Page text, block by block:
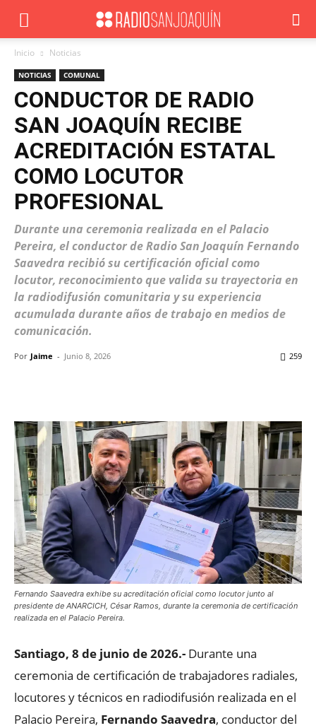
Inicio Noticias
NOTICIAS COMUNAL
CONDUCTOR DE RADIO
SAN JOAQUÍN RECIBE
ACREDITACIÓN ESTATAL
COMO LOCUTOR
PROFESIONAL
Durante una ceremonia realizada en el Palacio
Pereira, el conductor de Radio San Joaquín Fernando
Saavedra recibió su certificación oficial como
locutor, reconocimiento que valida su trayectoria en
la radiodifusión comunitaria y su experiencia
acumulada durante años de trabajo en medios de
comunicación.
Por Jaime - Junio 8, 2026 259
Fernando Saavedra exhibe su acreditación oficial como locutor junto al
presidente de ANARCICH, César Ramos, durante la ceremonia de certificación
realizada en el Palacio Pereira.
Santiago, 8 de junio de 2026.- Durante una
ceremonia de certificación de trabajadores radiales,
locutores y técnicos en radiodifusión realizada en el
Palacio Pereira, Fernando Saavedra, conductor del